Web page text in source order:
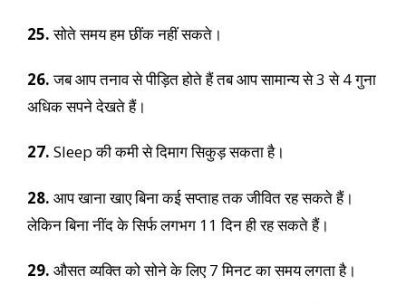
25.सोते समय हम छींक नहीं सकते।
26.जब आप तनाव से पीड़ित होते हैं तब आप सामान्य से 3 से 4 गुना
अधिक सपने देखते हैं।
27. Sleep की कमी से दिमाग सिकुड़ सकता है।
28. आप खाना खाए बिना कई सप्ताह तक जीवित रह सकते हैं।
लेकिन बिना नींद के सिर्फ लगभग 11 दिन ही रह सकते हैं।
29. औसत व्यक्ति को सोने के लिए 7 मिनट का समय लगता है।